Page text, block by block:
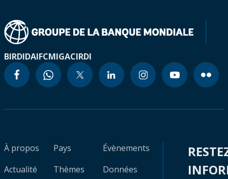
BIRDIDAIFCMIGACIRDI
À propos
Actualité
Pays
Thèmes
Évènements
Données